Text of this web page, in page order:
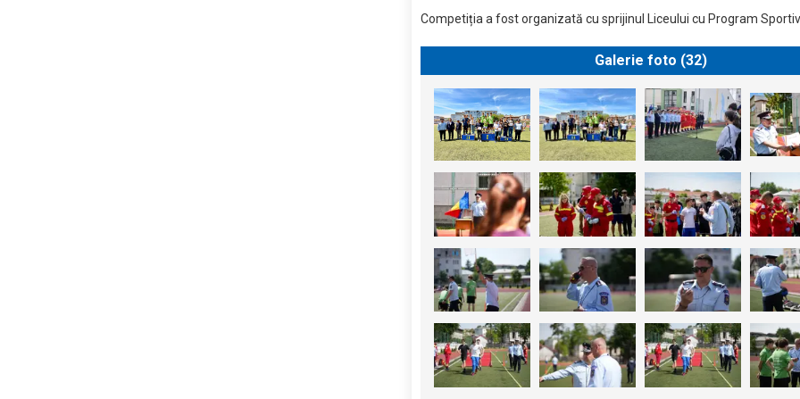
Competiția a fost organizată cu sprijinul Liceului cu Program
Galerie foto (32)